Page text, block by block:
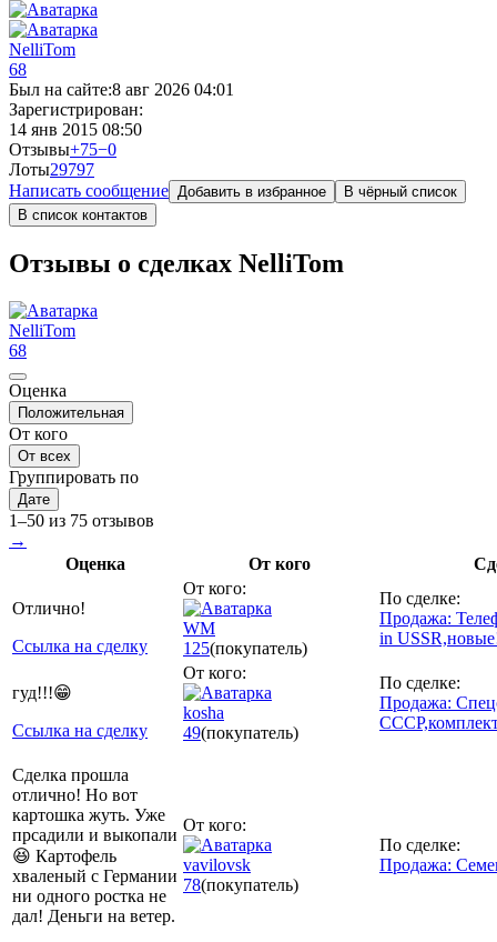
NelliTom
68
Был на сайте:8 авг 2026 04:01
Зарегистрирован:
14 янв 2015 08:50
Отзывы+75−0
Лоты29797
Написать сообщение Добавить в избранное
В чёрный список
В список контактов
Отзывы о сделках NelliTom
NelliTom
68
Оценка
Положительная
От кого
От всех
Группировать по
Дате
1–50 из 75 отзывов
→
Оценка
От кого
Отлично!
Ссылка на сделку
От кого:
WM
125(покупатель)
По сделке:
Продажа:
in
гуд!!!😁
Ссылка на сделку
От кого:
kosha
49(покупатель)
По сделке:
Продажа:
Сделка прошла
отлично! Но вот
картошка жуть. Уже
прсадили и выкопали
😆 Картофель
хваленый с Германии
ни одного ростка не
дал! Деньги на ветер.
От кого:
vavilovsk
78(покупатель)
По сделке:
Продажа: